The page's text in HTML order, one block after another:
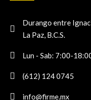
Durango entre
La Paz, B.C.S.
Lun - Sab: 7:00-
(612) 124 0745
info@firme.mx